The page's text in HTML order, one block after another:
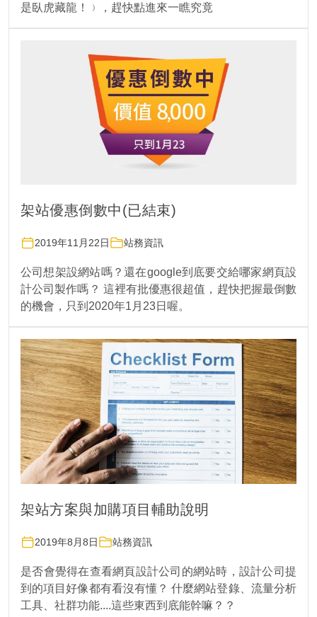
是臥虎藏龍！﹚，趕快點進來一瞧究竟
架站優惠倒數中(已結束)
2019年11月22日 站務資訊
公司想架設網站嗎？還在google到底要交給哪家網頁設
計公司製作嗎？ 這裡有批優惠很超值，趕快把握最倒數
的機會，只到2020年1月23日喔。
架站方案與加購項目輔助說明
2019年8月8日 站務資訊
是否會覺得在查看網頁設計公司的網站時，設計公司提
到的項目好像都有看沒有懂？ 什麼網站登錄、流量分析
工具、社群功能....這些東西到底能幹嘛？？